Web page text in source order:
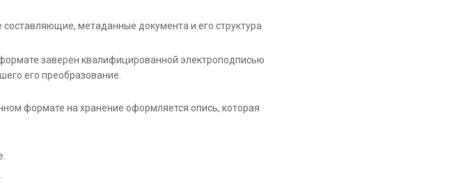
метаданные документа и его структура
заверен квалифицированной электроподписью
его преобразование.
формате на хранение оформляется опись, которая